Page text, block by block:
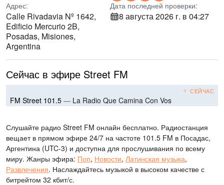
Адрес:
Calle Rivadavia Nº 1642,
Edificio Mercurio 2B,
Posadas, Misiones,
Argentina
Дата последней проверки:
8 августа 2026 г. в 04:27
Сейчас в эфире Street FM
СЕЙЧАС
FM Street 101.5 — La Radio Que Camina Con Vos
Слушайте радио Street FM онлайн бесплатно. Радиостанция
вещает в прямом эфире 24/7 на частоте 101.5 FM в Посадас,
Аргентина (UTC-3) и доступна для прослушивания по всему
миру. Жанры эфира: Поп, Новости, Латинская музыка,
Развлечения. Наслаждайтесь музыкой в высоком качестве с
битрейтом 32 кбит/с.